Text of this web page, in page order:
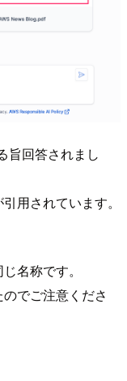
旨回答されまし
用されています。
名称です。
でご注意くださ